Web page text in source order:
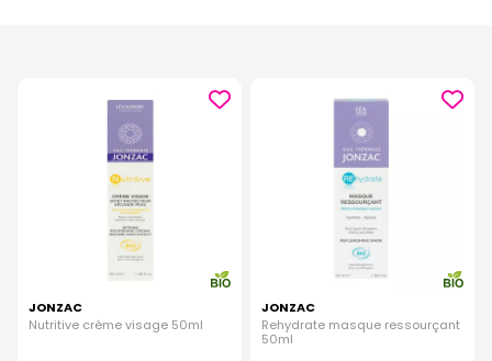
JONZAC
Nutritive crème visage 50ml
JONZAC
Rehydrate masque ressourçant
50ml